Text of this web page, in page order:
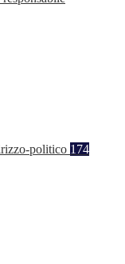
politico 174